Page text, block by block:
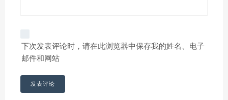
下次发表评论时，请在此浏览器中保存我的姓名、电子
邮件和网站